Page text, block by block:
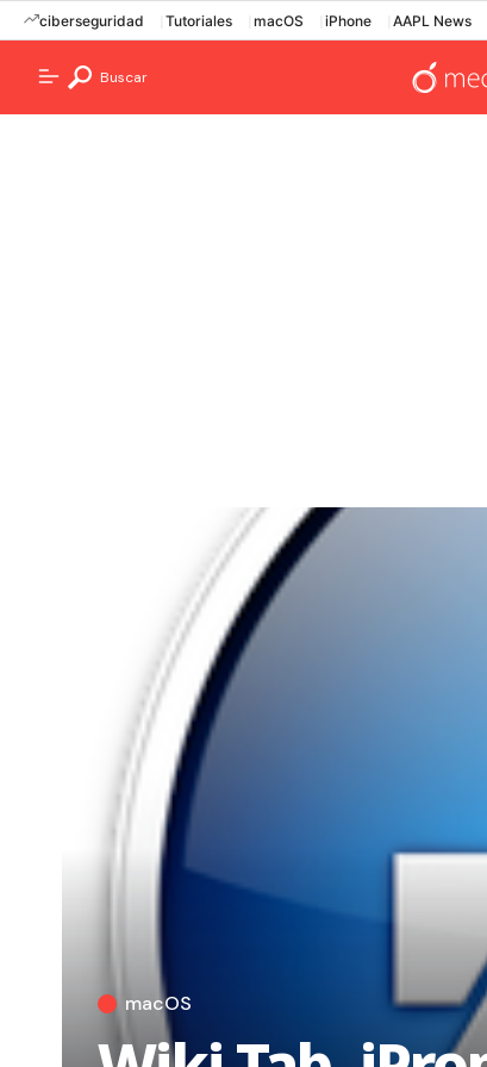
ciberseguridad Tutoriales macOS iPhone AAPL News
Buscar
macOS